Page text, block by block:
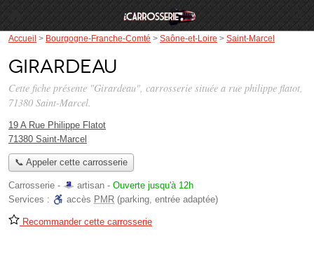
Accueil > Bourgogne-Franche-Comté > Saône-et-Loire > Saint-Marcel
Girardeau
Cette fiche présente "Girardeau", carrosserie située a rue philippe flatot,
71380 Saint-Marcel.
19 A Rue Philippe Flatot
71380 Saint-Marcel
📞 Appeler cette carrosserie
Carrosserie - artisan - Ouverte jusqu'à 12h
Services :
accès PMR (parking, entrée adaptée)
Recommander cette carrosserie